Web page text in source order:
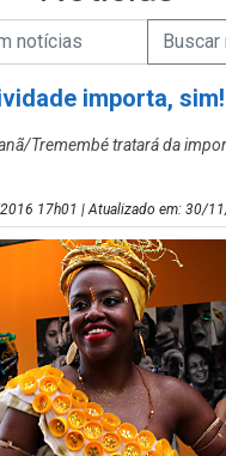
de Busca de
de informaçõesEnviar a
importa, sim!
Tremembé tratará da
17h01 | Atualizado em: 30/